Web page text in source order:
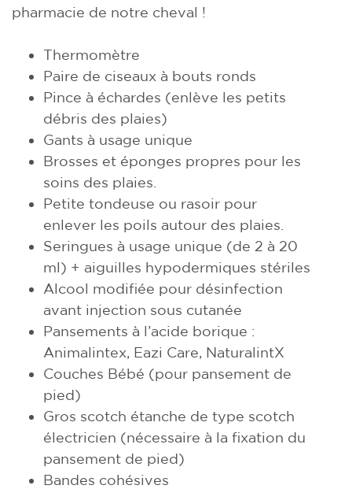
pharmacie de notre cheval !
Thermomètre
Paire de ciseaux à bouts ronds
Pince à échardes (enlève les petits
débris des plaies)
Gants à usage unique
Brosses et éponges propres pour les
soins des plaies.
Petite tondeuse ou rasoir pour
enlever les poils autour des plaies.
Seringues à usage unique (de 2 à 20
ml) + aiguilles hypodermiques stériles
Alcool modifiée pour désinfection
avant injection sous cutanée
Pansements à l’acide borique :
Animalintex, Eazi Care, NaturalintX
Couches Bébé (pour pansement de
pied)
Gros scotch étanche de type scotch
électricien (nécessaire à la fixation du
pansement de pied)
Bandes cohésives